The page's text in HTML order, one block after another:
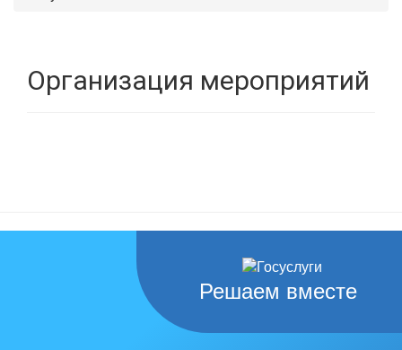
Организация мероприятий
Решаем вместе